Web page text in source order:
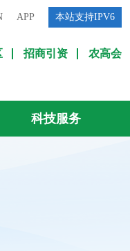
APP 本站支持IPV6
招商引资 农高会
科技服务